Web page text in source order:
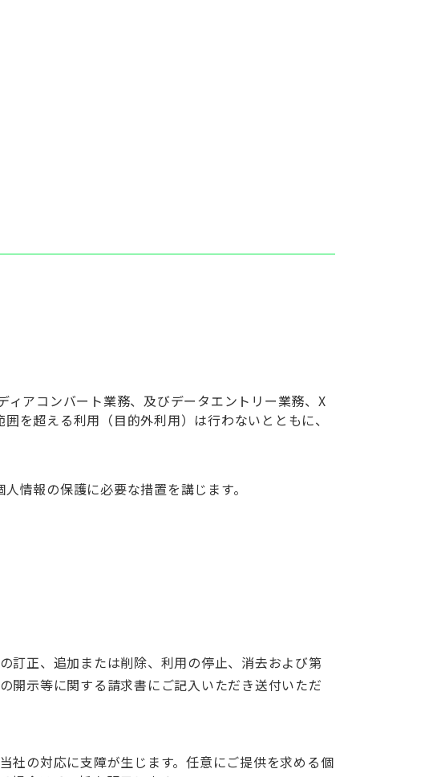
アコンバート業務、及びデータエントリー業務、X
を超える利用（目的外利用）は行わないとともに、
情報の保護に必要な措置を講じます。
訂正、追加または削除、利用の停止、消去および第
開示等に関する請求書にご記入いただき送付いただ
社の対応に支障が生じます。任意にご提供を求める個